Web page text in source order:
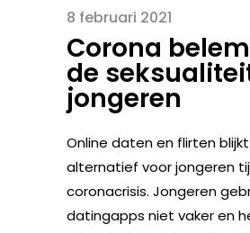
8 februari 2021
Corona
de
jongeren
Online daten en flirten
alternatief voor jongeren
coronacrisis. Jongeren
datingapps niet vaker en